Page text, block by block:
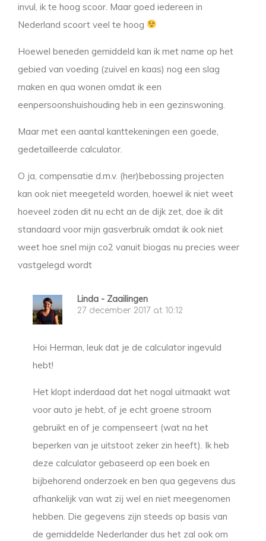
invul, ik te hoog scoor. Maar goed iedereen in
Nederland scoort veel te hoog
Hoewel beneden gemiddeld kan ik met name op het
gebied van voeding (zuivel en kaas) nog een slag
maken en qua wonen omdat ik een
eenpersoonshuishouding heb in een gezinswoning.
Maar met een aantal kanttekeningen een goede,
gedetailleerde calculator.
O ja, compensatie d.m.v. (her)bebossing projecten
kan ook niet meegeteld worden, hoewel ik niet weet
hoeveel zoden dit nu echt an de dijk zet, doe ik dit
standaard voor mijn gasverbruik omdat ik ook niet
weet hoe snel mijn co2 vanuit biogas nu precies weer
vastgelegd wordt
Linda - Zaailingen
27 december 2017 at 10:12
Hoi Herman, leuk dat je de calculator ingevuld
hebt!
Het klopt inderdaad dat het nogal uitmaakt wat
voor auto je hebt, of je echt groene stroom
gebruikt en of je compenseert (wat na het
beperken van je uitstoot zeker zin heeft). Ik heb
deze calculator gebaseerd op een boek en
bijbehorend onderzoek en ben qua gegevens dus
afhankelijk van wat zij wel en niet meegenomen
hebben. Die gegevens zijn steeds op basis van
de gemiddelde Nederlander dus het zal ook om